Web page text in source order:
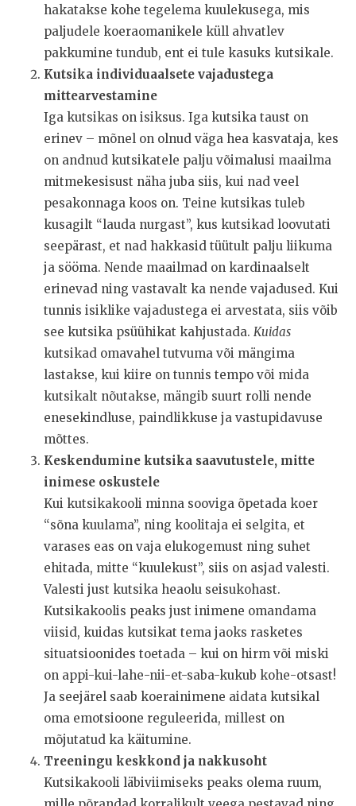
hakatakse kohe tegelema kuulekusega, mis
paljudele koeraomanikele küll ahvatlev
pakkumine tundub, ent ei tule kasuks kutsikale.
Kutsika individuaalsete vajadustega
mittearvestamine
Iga kutsikas on isiksus. Iga kutsika taust on
erinev – mõnel on olnud väga hea kasvataja, kes
on andnud kutsikatele palju võimalusi maailma
mitmekesisust näha juba siis, kui nad veel
pesakonnaga koos on. Teine kutsikas tuleb
kusagilt “lauda nurgast”, kus kutsikad loovutati
seepärast, et nad hakkasid tüütult palju liikuma
ja sööma. Nende maailmad on kardinaalselt
erinevad ning vastavalt ka nende vajadused. Kui
tunnis isiklike vajadustega ei arvestata, siis võib
see kutsika psüühikat kahjustada. Kuidas
kutsikad omavahel tutvuma või mängima
lastakse, kui kiire on tunnis tempo või mida
kutsikalt nõutakse, mängib suurt rolli nende
enesekindluse, paindlikkuse ja vastupidavuse
mõttes.
Keskendumine kutsika saavutustele, mitte
inimese oskustele
Kui kutsikakooli minna sooviga õpetada koer
“sõna kuulama”, ning koolitaja ei selgita, et
varases eas on vaja elukogemust ning suhet
ehitada, mitte “kuulekust”, siis on asjad valesti.
Valesti just kutsika heaolu seisukohast.
Kutsikakoolis peaks just inimene omandama
viisid, kuidas kutsikat tema jaoks rasketes
situatsioonides toetada – kui on hirm või miski
on appi-kui-lahe-nii-et-saba-kukub kohe-otsast!
Ja seejärel saab koerainimene aidata kutsikal
oma emotsioone reguleerida, millest on
mõjutatud ka käitumine.
Treeningu keskkond ja nakkusoht
Kutsikakooli läbiviimiseks peaks olema ruum,